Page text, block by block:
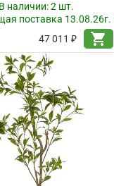
наличии:2 шт.
поставка 13.08.26г.
47 011 ₽
shopping_cart